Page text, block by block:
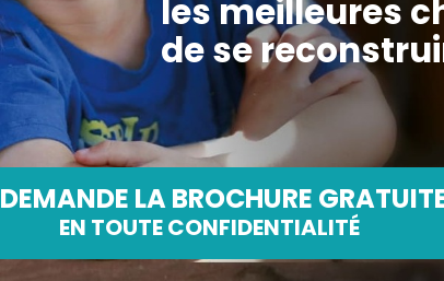
Comment déclarer son
Les dons versés à ACTION ENFANCE sont déductibles
impôts.
Les dons effectués à ACTION ENFANCE sont à indiquer
que cela soit sur papier ou en ligne. Si le montant total
montant dans la case 7UD et préciser l’excédent dans la